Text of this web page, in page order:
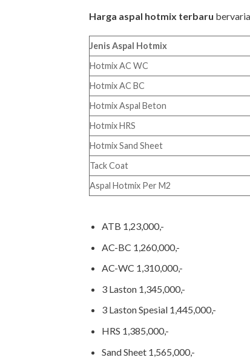
Harga aspal hotmix terbaru
Jenis Aspal Hotmix
Hotmix AC WC
Hotmix AC BC
Hotmix Aspal Beton
Hotmix HRS
Hotmix Sand Sheet
Tack Coat
Aspal Hotmix Per M2
ATB 1,23,000,-
AC-BC 1,260,000,-
AC-WC 1,310,000,-
3 Laston 1,345,000,-
3 Laston Spesial 1,445,000,-
HRS 1,385,000,-
Sand Sheet 1,565,000,-